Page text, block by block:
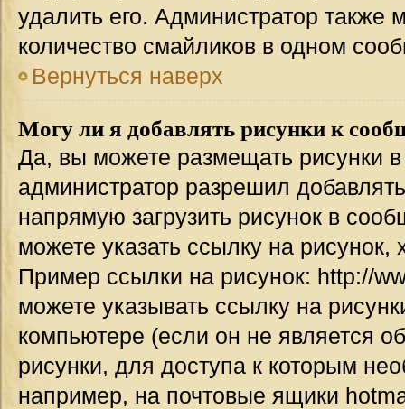
удалить его. Администратор также
количество смайликов в одном
Вернуться наверх
Могу ли я добавлять рисунки к
Да, вы можете размещать рисунки
администратор разрешил
напрямую загрузить рисунок в
можете указать ссылку на
Пример ссылки на рисунок: http://
можете указывать ссылку на
компьютере (если он не является
рисунки, для доступа к которым
например, на почтовые ящики